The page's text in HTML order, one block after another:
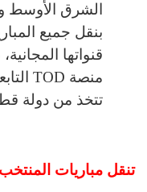
الشرق الأوسط
بنقل جميع
قنواتها
تتخذ من دولة
تنقل مباريات